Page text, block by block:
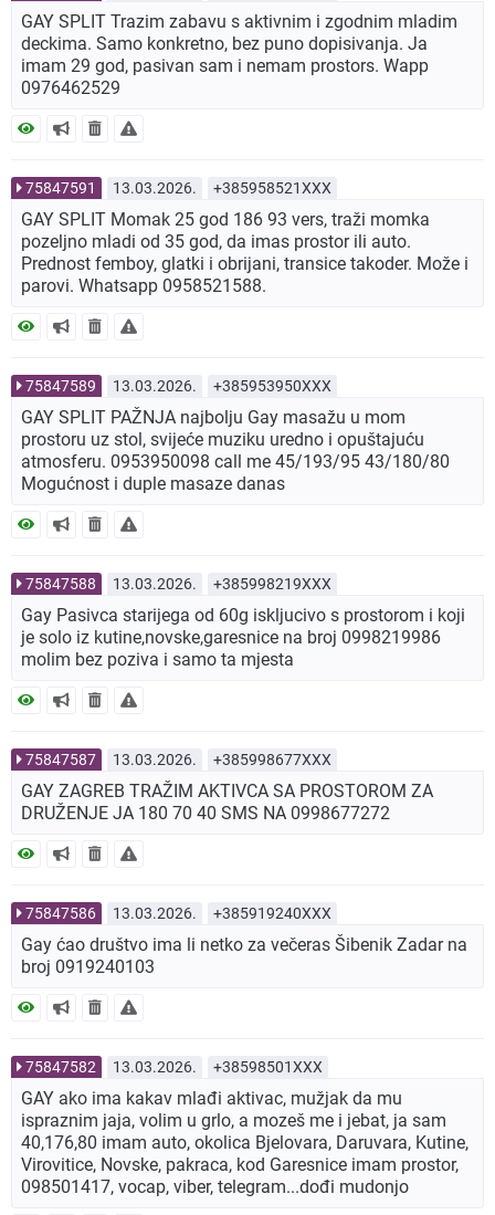
GAY SPLIT Trazim zabavu s aktivnim i zgodnim mladim
deckima. Samo konkretno, bez puno dopisivanja. Ja
imam 29 god, pasivan sam i nemam prostors. Wapp
0976462529
75847591 13.03.2026. +385958521XXX
GAY SPLIT Momak 25 god 186 93 vers, traži momka
pozeljno mladi od 35 god, da imas prostor ili auto.
Prednost femboy, glatki i obrijani, transice takoder. Može i
parovi. Whatsapp 0958521588.
75847589 13.03.2026. +385953950XXX
GAY SPLIT PAŽNJA najbolju Gay masažu u mom
prostoru uz stol, svijeće muziku uredno i opuštajuću
atmosferu. 0953950098 call me 45/193/95 43/180/80
Mogućnost i duple masaze danas
75847588 13.03.2026. +385998219XXX
Gay Pasivca starijega od 60g iskljucivo s prostorom i koji
je solo iz kutine,novske,garesnice na broj 0998219986
molim bez poziva i samo ta mjesta
75847587 13.03.2026. +385998677XXX
GAY ZAGREB TRAŽIM AKTIVCA SA PROSTOROM ZA
DRUŽENJE JA 180 70 40 SMS NA 0998677272
75847586 13.03.2026. +385919240XXX
Gay ćao društvo ima li netko za večeras Šibenik Zadar na
broj 0919240103
75847582 13.03.2026. +38598501XXX
GAY ako ima kakav mlađi aktivac, mužjak da mu
ispraznim jaja, volim u grlo, a mozeš me i jebat, ja sam
40,176,80 imam auto, okolica Bjelovara, Daruvara, Kutine,
Virovitice, Novske, pakraca, kod Garesnice imam prostor,
098501417, vocap, viber, telegram...dođi mudonjo